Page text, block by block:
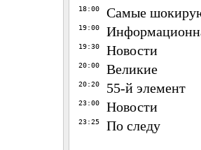
18:00 Самые
19:00
19:30 Новости
20:00 Великие
20:20 55-й элемент
23:00 Новости
23:25 По следу